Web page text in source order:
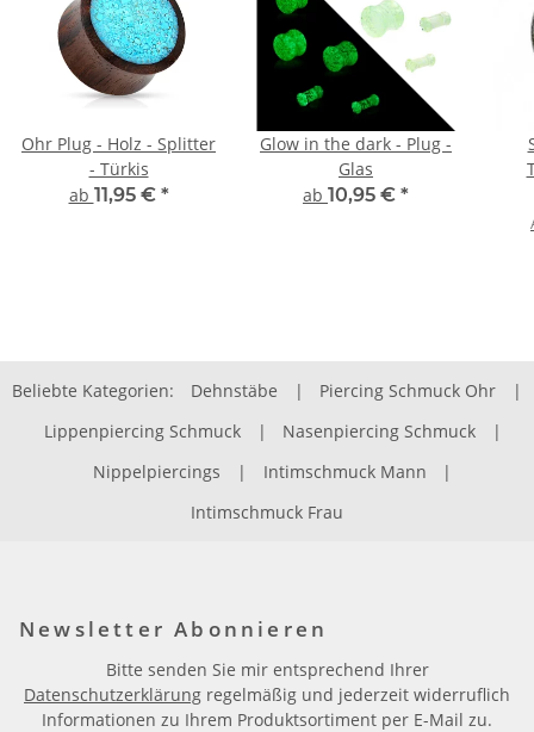
Ohr Plug - Holz - Splitter
- Türkis
ab 11,95 € *
Glow in the dark - Plug -
Glas
ab 10,95 € *
Beliebte Kategorien: Dehnstäbe | Piercing Schmuck Ohr
|
Lippenpiercing Schmuck
| Nasenpiercing Schmuck
|
Nippelpiercings
| Intimschmuck Mann
|
Intimschmuck Frau
Newsletter Abonnieren
Bitte senden Sie mir entsprechend Ihrer
Datenschutzerklärung regelmäßig und jederzeit widerruflich
Informationen zu Ihrem Produktsortiment per E-Mail zu.